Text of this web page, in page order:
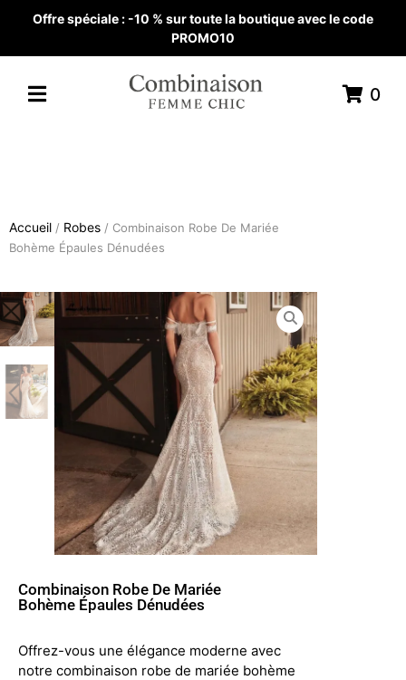
Offre spéciale : -10 % sur toute la boutique avec le code
PROMO10
0
Accueil / Robes / Combinaison Robe De Mariée
Bohème Épaules Dénudées
Combinaison Robe De Mariée
Bohème Épaules Dénudées
Offrez-vous une élégance moderne avec
notre combinaison robe de mariée bohème